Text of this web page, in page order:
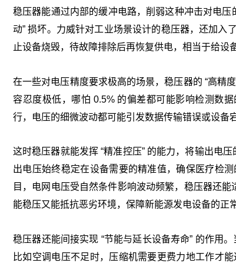
稳压器能通过内部的缓冲电路，削弱这种冲击对电
动” 损坏。力威针对工业场景设计的稳压器，还加入
止设备烧毁，待故障排除后再恢复供电，相当于给设备
在一些对电压精度要求极高的场景，稳压器的 “高精
容忍度极低，哪怕 0.5% 的偏差都可能影响检测数
行，电压的细微波动都可能引发数据传输错误或设备
这时稳压器就能发挥 “精准控压” 的能力，将输出电
出电压始终稳定在设备需要的精准值，确保医疗检
目，电网电压受自然条件影响波动频繁，稳压器还
能稳压又能抵抗恶劣环境，保障新能源发电设备的正
稳压器还能间接实现 “节能与延长设备寿命” 的作用
比如空调电压不足时，压缩机需要更费力地工作才